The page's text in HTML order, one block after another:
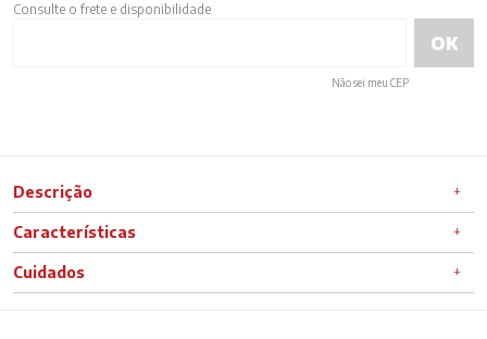
Consulte o frete e disponibilidade
Não sei meu CEP
Descrição
Características
Cuidados